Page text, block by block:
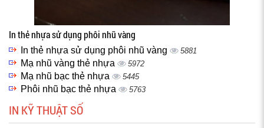
In thẻ nhựa sử dụng phôi nhũ vàng
In thẻ nhựa sử dụng phôi nhũ vàng 5881
Mạ nhũ vàng thẻ nhựa 5972
Mạ nhũ bạc thẻ nhựa 5445
Phôi nhũ bạc thẻ nhựa 5763
IN KỸ THUẬT SỐ